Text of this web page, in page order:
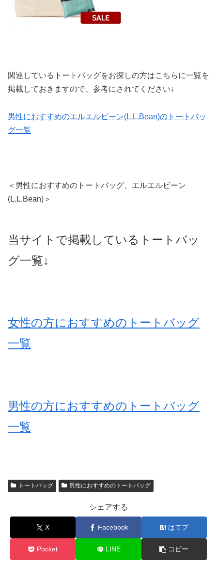
関連しているトートバッグをお探しの方はこちらに一覧を
掲載しておきますので、参考にされてください↓
男性におすすめのエルエルビーン(L.L.Bean)のトートバッ
グ一覧
＜男性におすすめのトートバッグ、エルエルビーン
(L.L.Bean)＞
当サイトで掲載しているトートバッ
グ一覧↓
女性の方におすすめのトートバッグ
一覧
男性の方におすすめのトートバッグ
一覧
トートバッグ 男性におすすめのトートバッグ
シェアする
X Facebook はてブ
Pocket LINE コピー